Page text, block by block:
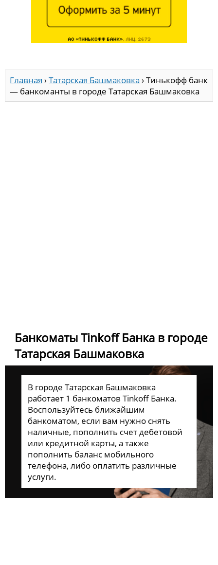
Главная ›Татарская Башмаковка ›Тинькофф банк
— банкоманты в городе Татарская Башмаковка
Банкоматы Tinkoff Банка в городе
Татарская Башмаковка
В городе Татарская Башмаковка
работает 1 банкоматов Tinkoff Банка.
Воспользуйтесь ближайшим
банкоматом, если вам нужно снять
наличные, пополнить счет дебетовой
или кредитной карты, а также
пополнить баланс мобильного
телефона, либо оплатить различные
услуги.